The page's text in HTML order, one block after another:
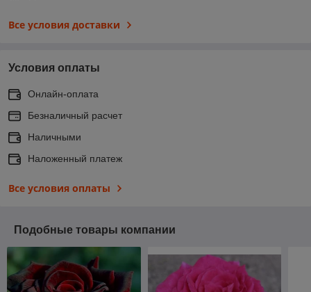
Все условия доставки
Условия оплаты
Онлайн-оплата
Безналичный расчет
Наличными
Наложенный платеж
Все условия оплаты
Подобные товары компании